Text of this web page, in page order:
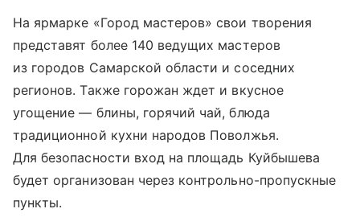
На ярмарке «Город мастеров» свои творения
представят более 140 ведущих мастеров
из городов Самарской области и соседних
регионов. Также горожан ждет и вкусное
угощение — блины, горячий чай, блюда
традиционной кухни народов Поволжья.
Для безопасности вход на площадь Куйбышева
будет организован через контрольно-пропускные
пункты.